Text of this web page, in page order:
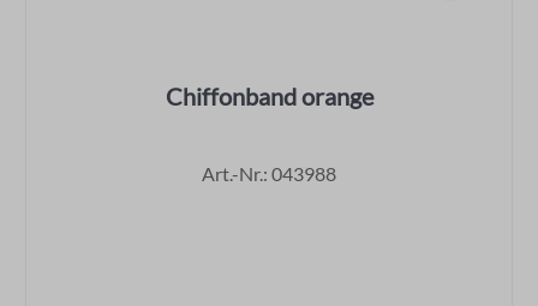
Chiffonband orange
Art.-Nr.: 043988